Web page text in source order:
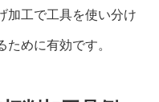
加工で工具を使い分け
めに有効です。